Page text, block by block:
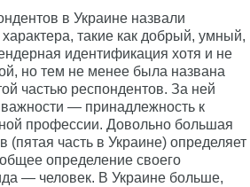
в Украине назвали
такие как добрый, умный,
идентификация хотя и не
но тем не менее была названа
частью респондентов. За ней
важности — принадлежность к
профессии. Довольно большая
(пятая часть в Украине) определяет
определение своего
— человек. В Украине больше,